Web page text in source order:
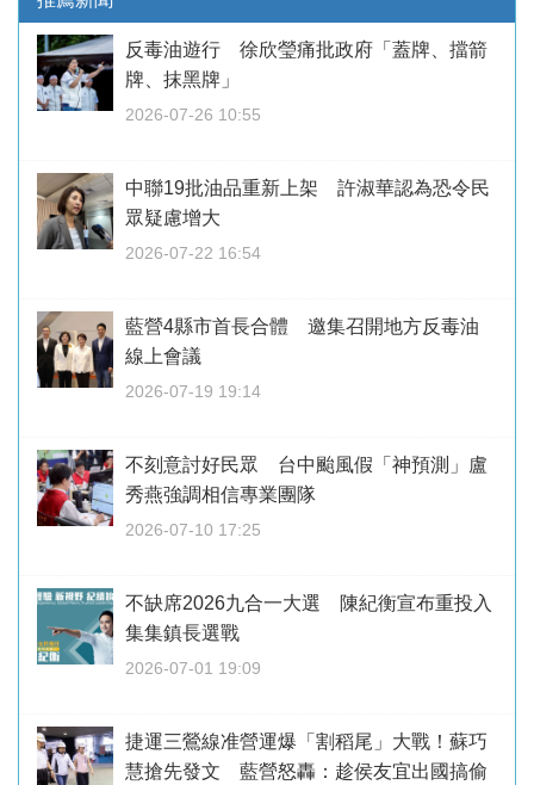
反毒油遊行 徐欣瑩痛批政府「蓋牌、擋箭
牌、抹黑牌」
2026-07-26 10:55
中聯19批油品重新上架 許淑華認為恐令民
眾疑慮增大
2026-07-22 16:54
藍營4縣市首長合體 邀集召開地方反毒油
線上會議
2026-07-19 19:14
不刻意討好民眾 台中颱風假「神預測」盧
秀燕強調相信專業團隊
2026-07-10 17:25
不缺席2026九合一大選 陳紀衡宣布重投入
集集鎮長選戰
2026-07-01 19:09
捷運三鶯線准營運爆「割稻尾」大戰！蘇巧
慧搶先發文 藍營怒轟：趁侯友宜出國搞偷